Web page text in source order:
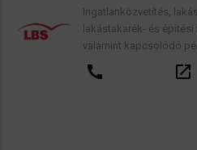
Ingatlanközvetítés,
lakástakarék- és
valamint kapcsolódó
call open_in_new